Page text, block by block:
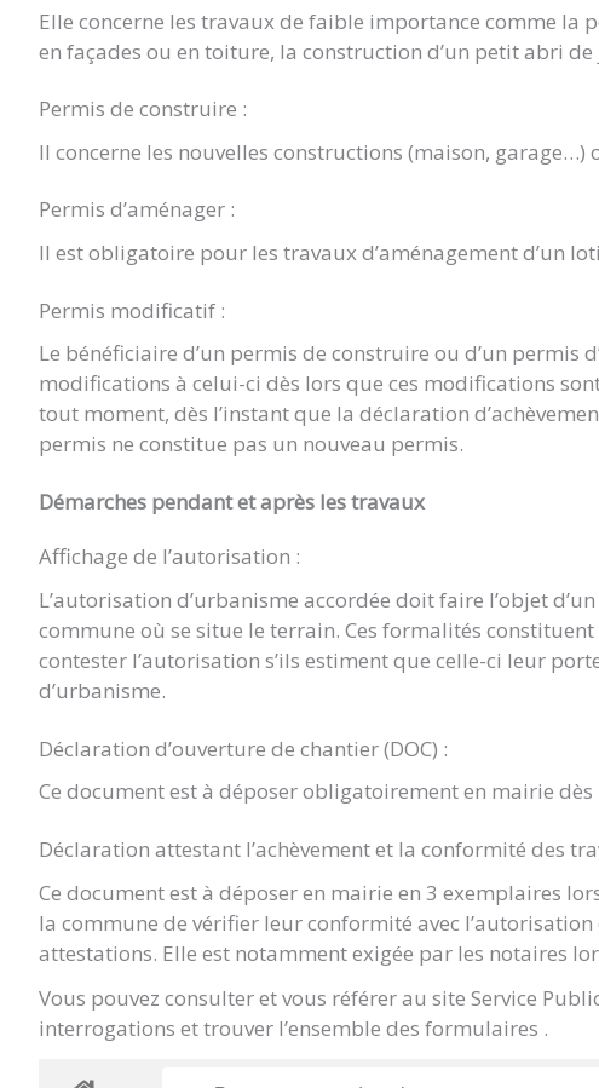
Elle concerne les travaux de faible importance comme la
en façades ou en toiture, la construction d’un petit abri
Permis de construire :
Il concerne les nouvelles constructions (maison,
Permis d’aménager :
Il est obligatoire pour les travaux d’aménagement d’un
Permis modificatif :
Le bénéficiaire d’un permis de construire ou d’un permis
modifications à celui-ci dès lors que ces modifications
tout moment, dès l’instant que la déclaration
permis ne constitue pas un nouveau permis.
Démarches pendant et après les travaux
Affichage de l’autorisation :
L’autorisation d’urbanisme accordée doit faire l’objet
commune où se situe le terrain. Ces formalités
contester l’autorisation s’ils estiment que celle-ci leur
d’urbanisme.
Déclaration d’ouverture de chantier (DOC) :
Ce document est à déposer obligatoirement en mairie
Déclaration attestant l’achèvement et la conformité des
Ce document est à déposer en mairie en 3 exemplaires
la commune de vérifier leur conformité avec
attestations. Elle est notamment exigée par les notaires
Vous pouvez consulter et vous référer au site Service
interrogations et trouver l’ensemble des formulaires .